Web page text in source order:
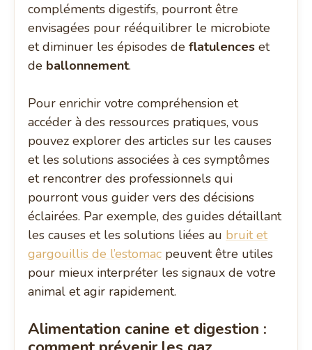
compléments digestifs, pourront être
envisagées pour rééquilibrer le microbiote
et diminuer les épisodes deflatulences et
de ballonnement.
Pour enrichir votre compréhension et
accéder à des ressources pratiques, vous
pouvez explorer des articles sur les causes
et les solutions associées à ces symptômes
et rencontrer des professionnels qui
pourront vous guider vers des décisions
éclairées. Par exemple, des guides détaillant
les causes et les solutions liées au bruit et
gargouillis de l’estomac peuvent être utiles
pour mieux interpréter les signaux de votre
animal et agir rapidement.
Alimentation canine et digestion :